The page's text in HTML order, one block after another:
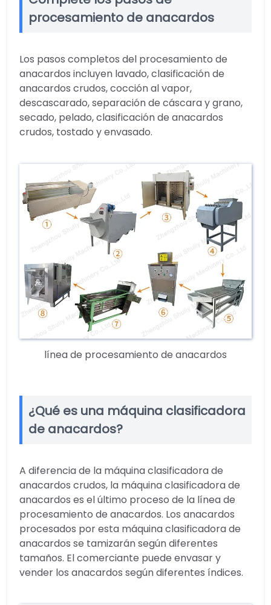
procesamiento de anacardos
Los pasos completos del procesamiento de
anacardos incluyen lavado, clasificación de
anacardos crudos, cocción al vapor,
descascarado, separación de cáscara y grano,
secado, pelado, clasificación de anacardos
crudos, tostado y envasado.
línea de procesamiento de anacardos
¿Qué es una máquina clasificadora
de anacardos?
A diferencia de la máquina clasificadora de
anacardos crudos, la máquina clasificadora de
anacardos es el último proceso de la línea de
procesamiento de anacardos. Los anacardos
procesados ​​por esta máquina clasificadora de
anacardos se tamizarán según diferentes
tamaños. El comerciante puede envasar y
vender los anacardos según diferentes índices.